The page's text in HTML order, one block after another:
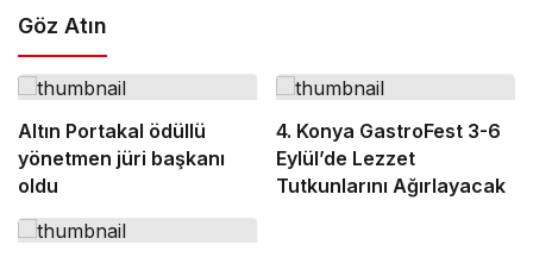
Göz Atın
Altın Portakal ödüllü
yönetmen jüri başkanı
oldu
4. Konya GastroFest 3-6
Eylül’de Lezzet
Tutkunlarını Ağırlayacak